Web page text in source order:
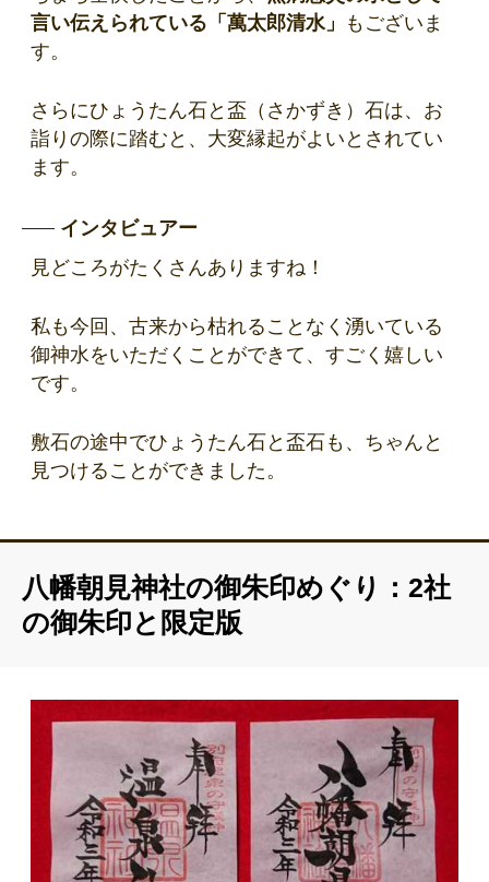
言い伝えられている「萬太郎清水」
もございま
す。
さらにひょうたん石と盃（さかずき）石は、お
詣りの際に踏むと、大変縁起がよいとされてい
ます。
インタビュアー
見どころがたくさんありますね！
私も今回、古来から枯れることなく湧いている
御神水をいただくことができて、すごく嬉しい
です。
敷石の途中でひょうたん石と盃石も、ちゃんと
見つけることができました。
八幡朝見神社の御朱印めぐり：2社
の御朱印と限定版